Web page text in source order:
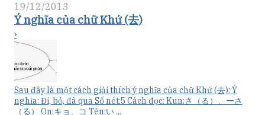
19/12/2013
Ý nghĩa của chữ Khứ (去)
›
Sau đây là một cách giải thích ý nghĩa của chữ Khứ (去): Ý
nghĩa: Đi, bỏ, đã qua Số nét:5 Cách đọc: Kun:さ（る）、ーさ
（る） On:キョ、コ Tên:い ...